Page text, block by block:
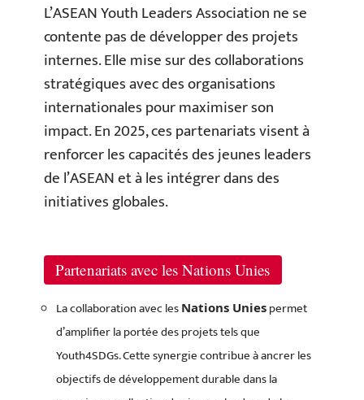
L’ASEAN Youth Leaders Association ne se
contente pas de développer des projets
internes. Elle mise sur des collaborations
stratégiques avec des organisations
internationales pour maximiser son
impact. En 2025, ces partenariats visent à
renforcer les capacités des jeunes leaders
de l’ASEAN et à les intégrer dans des
initiatives globales.
Partenariats avec les Nations Unies
La collaboration avec les Nations Unies permet
d’amplifier la portée des projets tels que
Youth4SDGs. Cette synergie contribue à ancrer les
objectifs de développement durable dans la